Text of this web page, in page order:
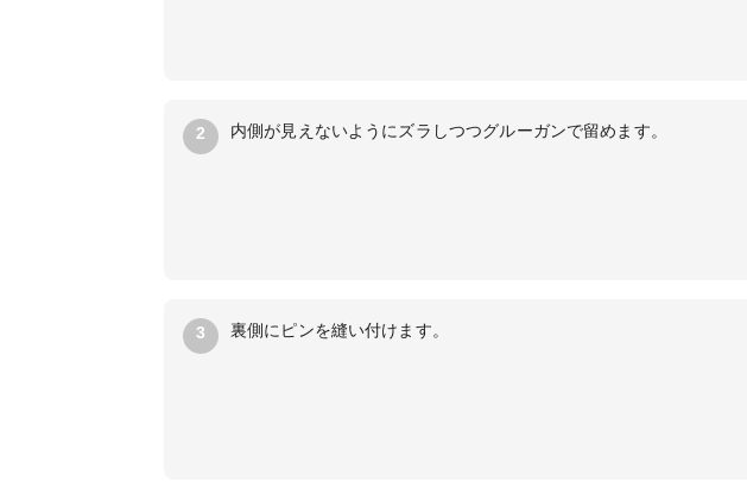
2 内側が見えないようにズラしつつグルーガンで留めます。
3 裏側にピンを縫い付けます。